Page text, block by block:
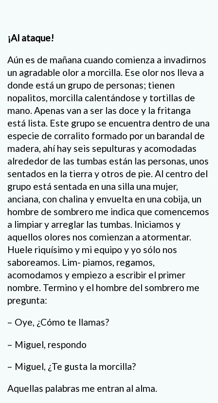
¡Al ataque!
Aún es de mañana cuando comienza a invadirnos
un agradable olor a morcilla. Ese olor nos lleva a
donde está un grupo de personas; tienen
nopalitos, morcilla calentándose y tortillas de
mano. Apenas van a ser las doce y la fritanga
está lista. Este grupo se encuentra dentro de una
especie de corralito formado por un barandal de
madera, ahí hay seis sepulturas y acomodadas
alrededor de las tumbas están las personas, unos
sentados en la tierra y otros de pie. Al centro del
grupo está sentada en una silla una mujer,
anciana, con chalina y envuelta en una cobija, un
hombre de sombrero me indica que comencemos
a limpiar y arreglar las tumbas. Iniciamos y
aquellos olores nos comienzan a atormentar.
Huele riquísimo y mi equipo y yo sólo nos
saboreamos. Lim- piamos, regamos,
acomodamos y empiezo a escribir el primer
nombre. Termino y el hombre del sombrero me
pregunta:
– Oye, ¿Cómo te llamas?
– Miguel, respondo
– Miguel, ¿Te gusta la morcilla?
Aquellas palabras me entran al alma.